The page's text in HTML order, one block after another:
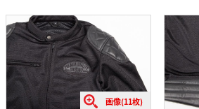
画像(11枚)